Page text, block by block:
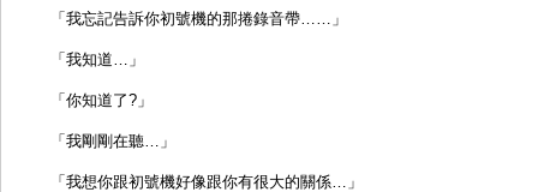
「我忘記告訴你初號機的那捲錄音帶……」
「我知道…」
「你知道了?」
「我剛剛在聽…」
「我想你跟初號機好像跟你有很大的關係…」